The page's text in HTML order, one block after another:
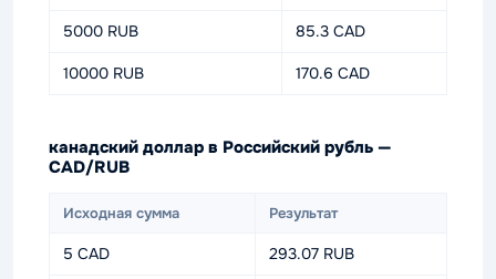
5000 RUB 85.3 CAD
10000 RUB 170.6 CAD
канадский доллар в Российский рубль —
CAD/RUB
Исходная сумма Результат
5 CAD 293.07 RUB